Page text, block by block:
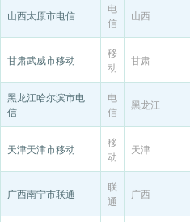
山西太原市电信
电
信
山西
甘肃武威市移动
移
动
甘肃
黑龙江哈尔滨市电
信
电
信
黑龙江
天津天津市移动
移
动
天津
广西南宁市联通
联
通
广西